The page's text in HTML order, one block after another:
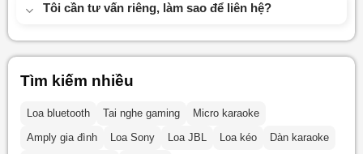
Tôi cần tư vấn riêng, làm sao để liên hệ?
Tìm kiếm nhiều
Loa bluetooth Tai nghe gaming
Micro karaoke
Amply gia đình
Loa Sony Loa JBL Loa kéo
Dàn karaoke